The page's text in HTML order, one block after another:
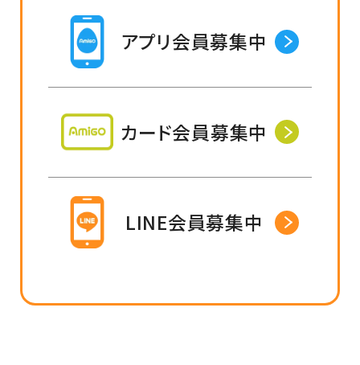
アプリ会員募集中
カード会員募集中
LINE会員募集中